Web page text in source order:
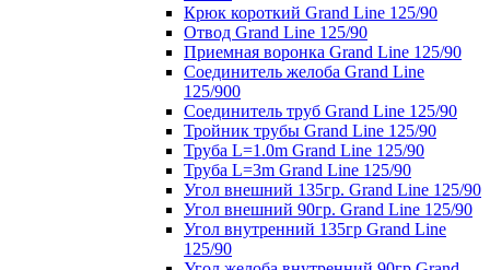
Крюк короткий Grand Line 125/90
Отвод Grand Line 125/90
Приемная воронка Grand Line 125/90
Соединитель желоба Grand Line
125/900
Соединитель труб Grand Line 125/90
Тройник трубы Grand Line 125/90
Труба L=1.0m Grand Line 125/90
Труба L=3m Grand Line 125/90
Угол внешний 135гр. Grand Line 125/90
Угол внешний 90гр. Grand Line 125/90
Угол внутренний 135гр Grand Line
125/90